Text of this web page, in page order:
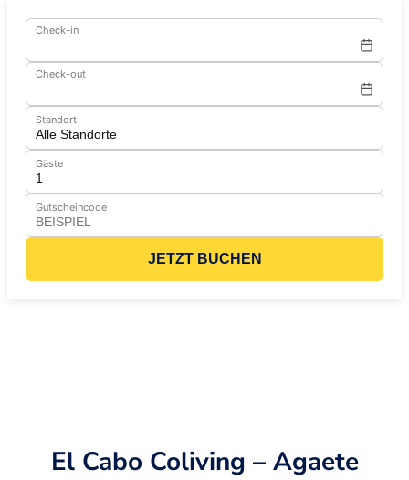
Check-in
Check-out
Standort
Gäste
Gutscheincode
JETZT BUCHEN
El Cabo Coliving – Agaete